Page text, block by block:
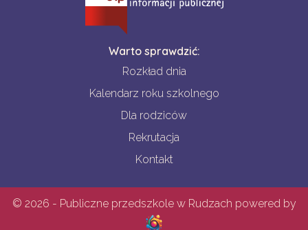
Warto sprawdzić:
Rozkład dnia
Kalendarz roku szkolnego
Dla rodziców
Rekrutacja
Kontakt
© 2026 - Publiczne przedszkole w Rudzach powered by